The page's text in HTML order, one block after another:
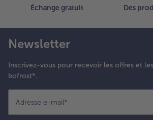
Échange gratuit
Des
Newsletter
Inscrivez-vous pour recevoir les offres et
bofrost*.
Adresse e-mail*